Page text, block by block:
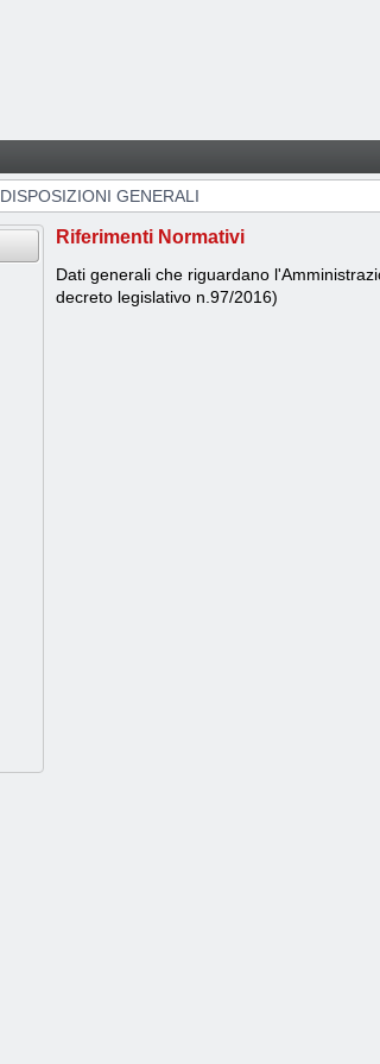
DISPOSIZIONI GENERALI
Riferimenti Normativi
Dati generali che riguardano
decreto legislativo n.97/2016)